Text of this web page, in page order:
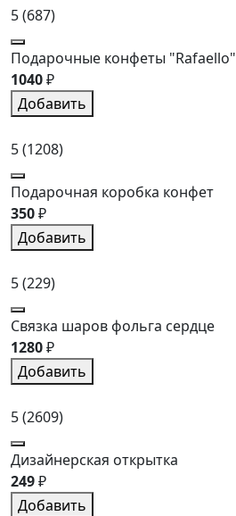
5(687)
Подарочные конфеты "Rafaello"
1040₽
Добавить
5(1208)
Подарочная коробка конфет
350₽
Добавить
5(229)
Связка шаров фольга сердце
1280₽
Добавить
5(2609)
Дизайнерская открытка
249₽
Добавить